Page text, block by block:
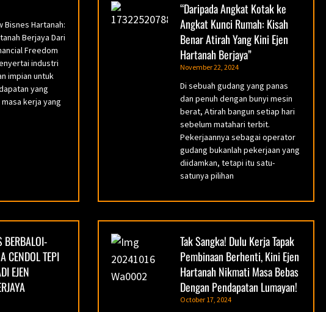
Bisnes Hartanah:
Berjaya Dari
Freedom
industri
impian untuk
yang
kerja yang
“Daripada Angkat Kotak ke
Angkat Kunci Rumah: Kisah
Benar Atirah Yang Kini Ejen
Hartanah Berjaya”
November 22, 2024
Di sebuah gudang yang panas
dan penuh dengan bunyi mesin
berat, Atirah bangun setiap hari
sebelum matahari terbit.
Pekerjaannya sebagai operator
gudang bukanlah pekerjaan yang
diidamkan, tetapi itu satu-
satunya pilihan
BERBALOI-
CENDOL TEPI
EJEN
Tak Sangka! Dulu Kerja Tapak
Pembinaan Berhenti, Kini Ejen
Hartanah Nikmati Masa Bebas
Dengan Pendapatan Lumayan!
October 17, 2024